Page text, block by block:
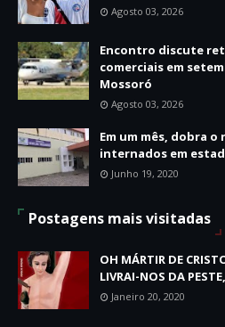
Agosto 03, 2026
Encontro discute
comerciais em
Mossoró
Agosto 03, 2026
Em um mês, dobra
internados em
Junho 19, 2020
Postagens mais visitadas
OH MÁRTIR DE
LIVRAI-NOS DA
Janeiro 20, 2020